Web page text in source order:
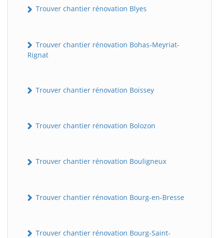
Trouver chantier rénovation Blyes
Trouver chantier rénovation Bohas-Meyriat-
Rignat
Trouver chantier rénovation Boissey
Trouver chantier rénovation Bolozon
Trouver chantier rénovation Bouligneux
Trouver chantier rénovation Bourg-en-Bresse
Trouver chantier rénovation Bourg-Saint-